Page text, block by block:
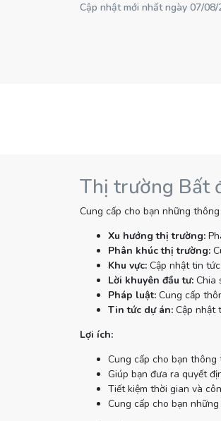
Cập nhật mới nhất ngày 07/
Thị trường Bất
Cung cấp cho bạn những
Xu hướng thị trường:
Phân khúc thị trường:
Khu vực:Cập nhật tin
Lời khuyên đầu tư:Chia
Pháp luật:Cung cấp
Tin tức dự án:Cập nhật
Lợi ích:
Cung cấp cho bạn
Giúp bạn đưa ra quyết
Tiết kiệm thời gian và
Cung cấp cho bạn